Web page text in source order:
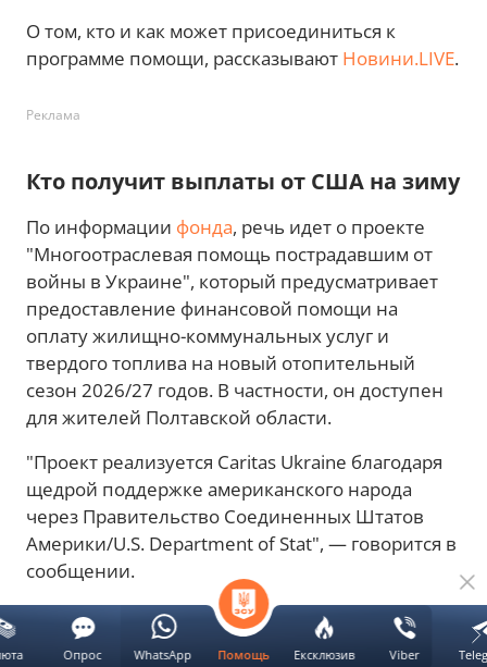
О том, кто и как может присоединиться к
программе помощи, рассказывают Новини.LIVE.
Реклама
Кто получит выплаты от США на зиму
По информации фонда, речь идет о проекте
"Многоотраслевая помощь пострадавшим от
войны в Украине", который предусматривает
предоставление финансовой помощи на
оплату жилищно-коммунальных услуг и
твердого топлива на новый отопительный
сезон 2026/27 годов. В частности, он доступен
для жителей Полтавской области.
"Проект реализуется Caritas Ukraine благодаря
щедрой поддержке американского народа
через Правительство Соединенных Штатов
Америки/U.S. Department of Stat", — говорится в
сообщении.
Реклама
Помощь Ексклюзив Viber
Опрос WhatsApp